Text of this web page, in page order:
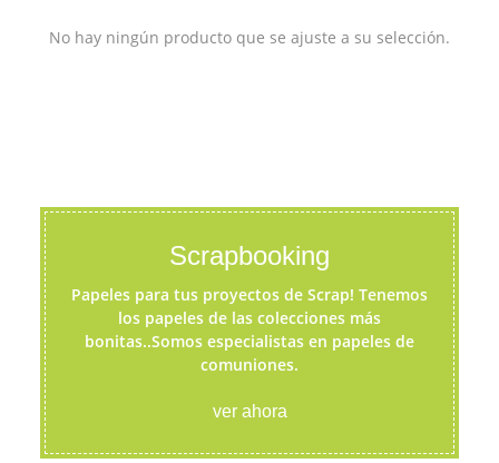
No hay ningún producto que se ajuste a su selección.
Scrapbooking
Papeles para tus proyectos de Scrap! Tenemos
los papeles de las colecciones más
bonitas..Somos especialistas en papeles de
comuniones.
ver ahora